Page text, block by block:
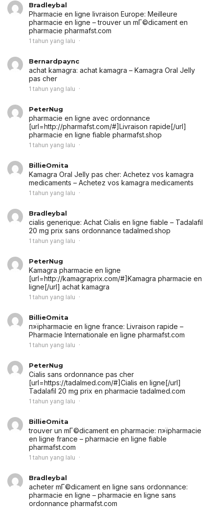
Bradleybal
Pharmacie en ligne livraison Europe: Meilleure
pharmacie en ligne – trouver un mГ©dicament en
pharmacie pharmafst.com
1 tahun yang lalu
Bernardpaync
achat kamagra: achat kamagra – Kamagra Oral Jelly
pas cher
1 tahun yang lalu
PeterNug
pharmacie en ligne avec ordonnance
[url=http://pharmafst.com/#]Livraison rapide[/url]
pharmacie en ligne fiable pharmafst.shop
1 tahun yang lalu
BillieOmita
Kamagra Oral Jelly pas cher: Achetez vos kamagra
medicaments – Achetez vos kamagra medicaments
1 tahun yang lalu
Bradleybal
cialis generique: Achat Cialis en ligne fiable – Tadalafil
20 mg prix sans ordonnance tadalmed.shop
1 tahun yang lalu
PeterNug
Kamagra pharmacie en ligne
[url=http://kamagraprix.com/#]Kamagra pharmacie en
ligne[/url] achat kamagra
1 tahun yang lalu
BillieOmita
п»їpharmacie en ligne france: Livraison rapide –
Pharmacie Internationale en ligne pharmafst.com
1 tahun yang lalu
PeterNug
Cialis sans ordonnance pas cher
[url=https://tadalmed.com/#]Cialis en ligne[/url]
Tadalafil 20 mg prix en pharmacie tadalmed.com
1 tahun yang lalu
BillieOmita
trouver un mГ©dicament en pharmacie: п»їpharmacie
en ligne france – pharmacie en ligne fiable
pharmafst.com
1 tahun yang lalu
Bradleybal
acheter mГ©dicament en ligne sans ordonnance:
pharmacie en ligne – pharmacie en ligne sans
ordonnance pharmafst.com